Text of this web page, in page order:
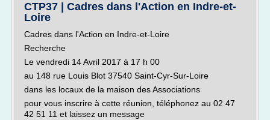
CTP37 | Cadres dans l'Action en Indre-et-
Loire
Cadres dans l'Action en Indre-et-Loire
Recherche
Le vendredi 14 Avril 2017 à 17 h 00
au 148 rue Louis Blot 37540 Saint-Cyr-Sur-Loire
dans les locaux de la maison des Associations
pour vous inscrire à cette réunion, téléphonez au 02 47
42 51 11 et laissez un message